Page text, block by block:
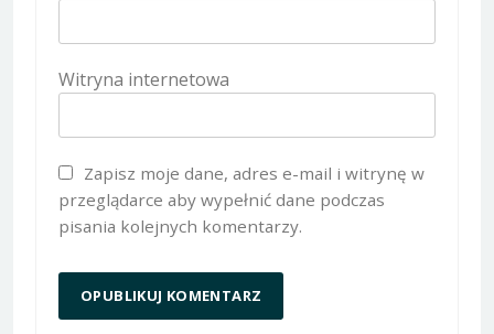
Witryna internetowa
Zapisz moje dane, adres e-mail i witrynę w
przeglądarce aby wypełnić dane podczas
pisania kolejnych komentarzy.